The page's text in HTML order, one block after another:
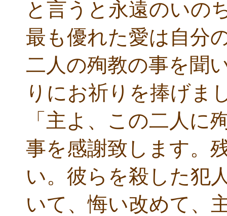
と言うと永遠のいの
最も優れた愛は自分
二人の殉教の事を聞
りにお祈りを捧げま
「主よ、この二人に
事を感謝致します。
い。彼らを殺した犯
いて、悔い改めて、